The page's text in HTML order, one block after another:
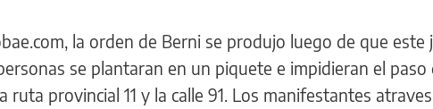
la orden de Berni se produjo luego de que
se plantaran en un piquete e impidieran el paso
ruta provincial 11 y la calle 91. Los manifestantes